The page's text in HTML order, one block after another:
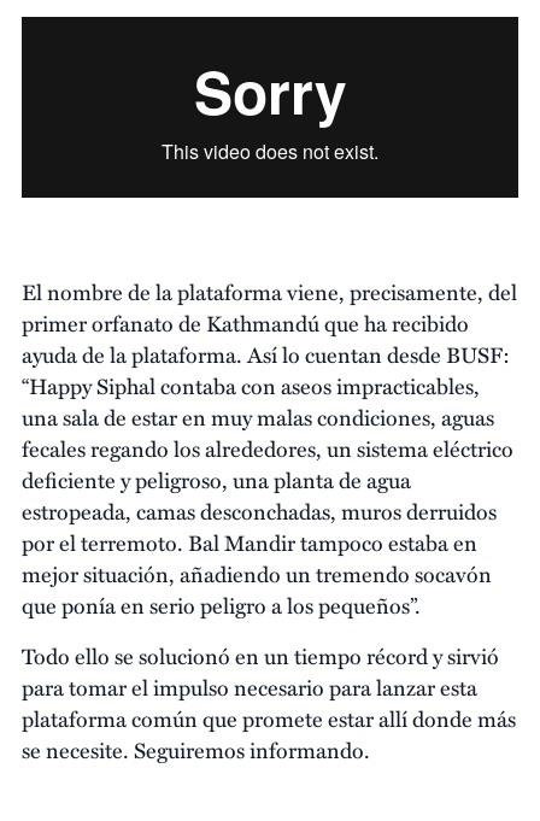
El nombre de la plataforma viene, precisamente, del
primer orfanato de Kathmandú que ha recibido
ayuda de la plataforma. Así lo cuentan desde BUSF:
“Happy Siphal contaba con aseos impracticables,
una sala de estar en muy malas condiciones, aguas
fecales regando los alrededores, un sistema eléctrico
deficiente y peligroso, una planta de agua
estropeada, camas desconchadas, muros derruidos
por el terremoto. Bal Mandir tampoco estaba en
mejor situación, añadiendo un tremendo socavón
que ponía en serio peligro a los pequeños”.
Todo ello se solucionó en un tiempo récord y sirvió
para tomar el impulso necesario para lanzar esta
plataforma común que promete estar allí donde más
se necesite. Seguiremos informando.